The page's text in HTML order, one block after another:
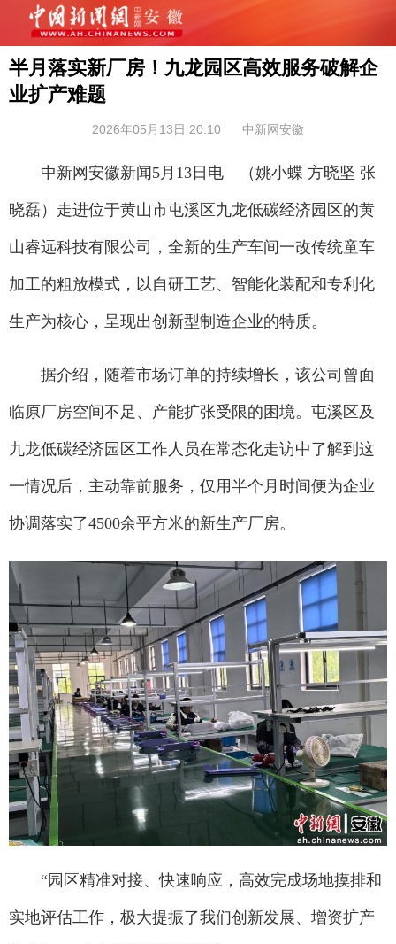
半月落实新厂房！九龙园区高效服务破解企
业扩产难题
2026年05月13日 20:10 中新网安徽
中新网安徽新闻5月13日电 （姚小蝶 方晓坚 张
晓磊）走进位于黄山市屯溪区九龙低碳经济园区的黄
山睿远科技有限公司，全新的生产车间一改传统童车
加工的粗放模式，以自研工艺、智能化装配和专利化
生产为核心，呈现出创新型制造企业的特质。
据介绍，随着市场订单的持续增长，该公司曾面
临原厂房空间不足、产能扩张受限的困境。屯溪区及
九龙低碳经济园区工作人员在常态化走访中了解到这
一情况后，主动靠前服务，仅用半个月时间便为企业
协调落实了4500余平方米的新生产厂房。
“园区精准对接、快速响应，高效完成场地摸排和
实地评估工作，极大提振了我们创新发展、增资扩产